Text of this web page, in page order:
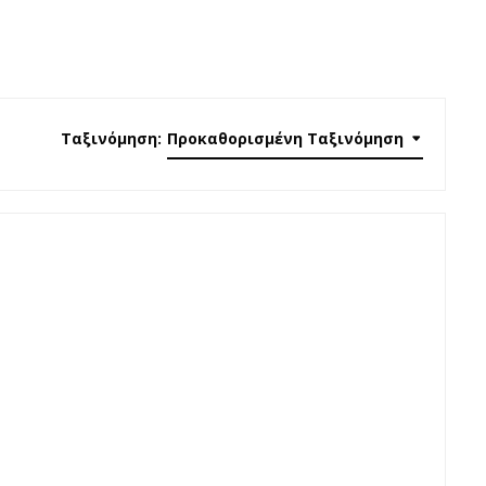
Ταξινόμηση: Προκαθορισμένη Ταξινόμηση